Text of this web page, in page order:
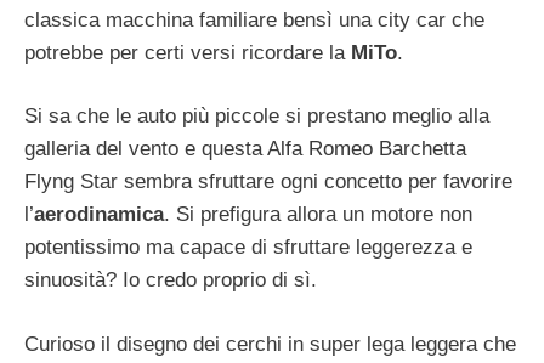
classica macchina familiare bensì una city car che
potrebbe per certi versi ricordare la MiTo.
Si sa che le auto più piccole si prestano meglio alla
galleria del vento e questa Alfa Romeo Barchetta
Flyng Star sembra sfruttare ogni concetto per favorire
l’aerodinamica. Si prefigura allora un motore non
potentissimo ma capace di sfruttare leggerezza e
sinuosità? Io credo proprio di sì.
Curioso il disegno dei cerchi in super lega leggera che